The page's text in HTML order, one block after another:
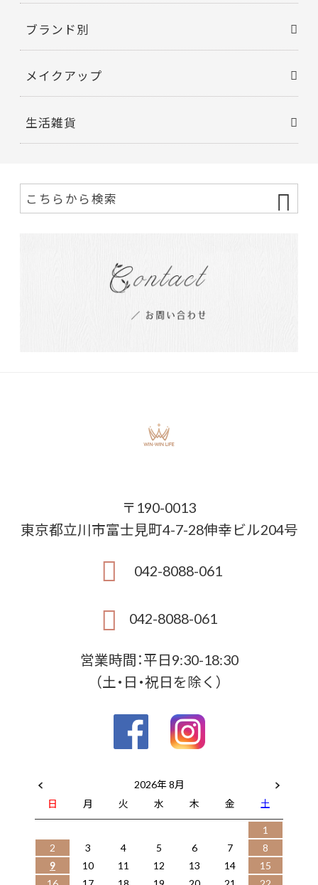
ブランド別
メイクアップ
生活雑貨
〒190-0013
東京都立川市富士見町4-7-28伸幸ビル204号
042-8088-061
042-8088-061
営業時間：平日9:30-18:30
（土・日・祝日を除く）
2026年 8月
日
月 火 水 木 金
土
1
2
3 4 5 6 7
8
9
10 11 12 13 14
15